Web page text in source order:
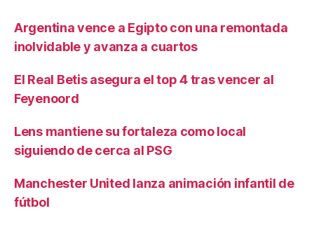
Argentina vence a Egipto con una remontada
inolvidable y avanza a cuartos
El Real Betis asegura el top 4 tras vencer al
Feyenoord
Lens mantiene su fortaleza como local
siguiendo de cerca al PSG
Manchester United lanza animación infantil de
fútbol